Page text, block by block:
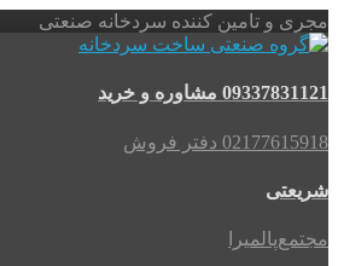
مجری و تامین کننده سردخانه صنعتی
09337831121 مشاوره و خرید
02177615918 دفتر فروش
شریعتی
مجتمع‌پالمیرا